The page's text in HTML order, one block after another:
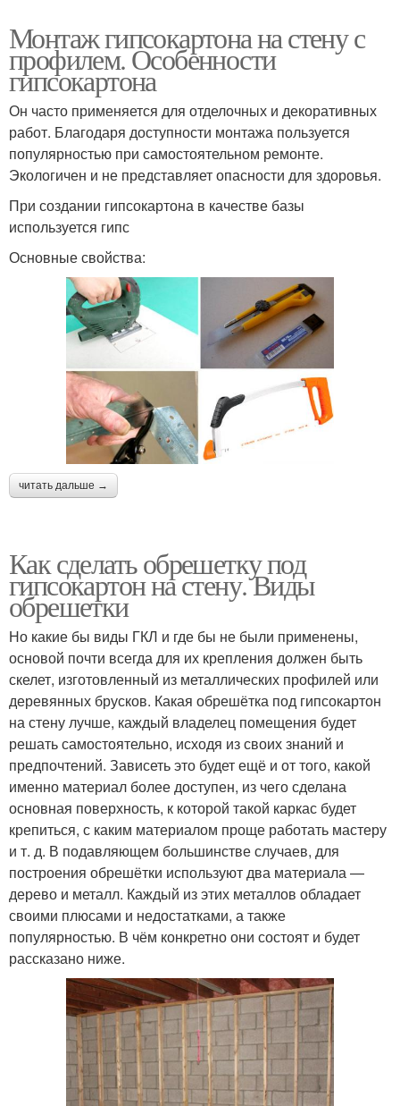
Монтаж гипсокартона на стену с
профилем. Особенности
гипсокартона
Он часто применяется для отделочных и декоративных
работ. Благодаря доступности монтажа пользуется
популярностью при самостоятельном ремонте.
Экологичен и не представляет опасности для здоровья.
При создании гипсокартона в качестве базы
используется гипс
Основные свойства:
читать дальше →
Как сделать обрешетку под
гипсокартон на стену. Виды
обрешетки
Но какие бы виды ГКЛ и где бы не были применены,
основой почти всегда для их крепления должен быть
скелет, изготовленный из металлических профилей или
деревянных брусков. Какая обрешётка под гипсокартон
на стену лучше, каждый владелец помещения будет
решать самостоятельно, исходя из своих знаний и
предпочтений. Зависеть это будет ещё и от того, какой
именно материал более доступен, из чего сделана
основная поверхность, к которой такой каркас будет
крепиться, с каким материалом проще работать мастеру
и т. д. В подавляющем большинстве случаев, для
построения обрешётки используют два материала —
дерево и металл. Каждый из этих металлов обладает
своими плюсами и недостатками, а также
популярностью. В чём конкретно они состоят и будет
рассказано ниже.